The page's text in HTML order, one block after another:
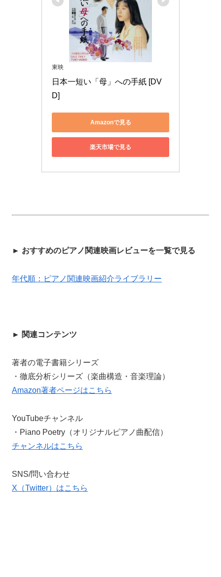
東映
日本一短い「母」への手紙 [DV
D]
Amazonで見る
楽天市場で見る
► おすすめのピアノ関連映画レビューを一覧で見る
年代順：ピアノ関連映画紹介ライブラリー
► 関連コンテンツ
著者の電子書籍シリーズ
・徹底分析シリーズ（楽曲構造・音楽理論）
Amazon著者ページはこちら
YouTubeチャンネル
・Piano Poetry（オリジナルピアノ曲配信）
チャンネルはこちら
SNS/問い合わせ
X（Twitter）はこちら